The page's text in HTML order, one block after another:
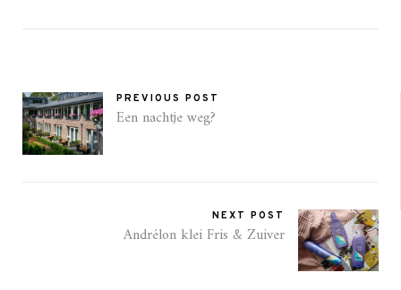
PREVIOUS POST
Een nachtje weg?
NEXT POST
Andrélon klei Fris & Zuiver